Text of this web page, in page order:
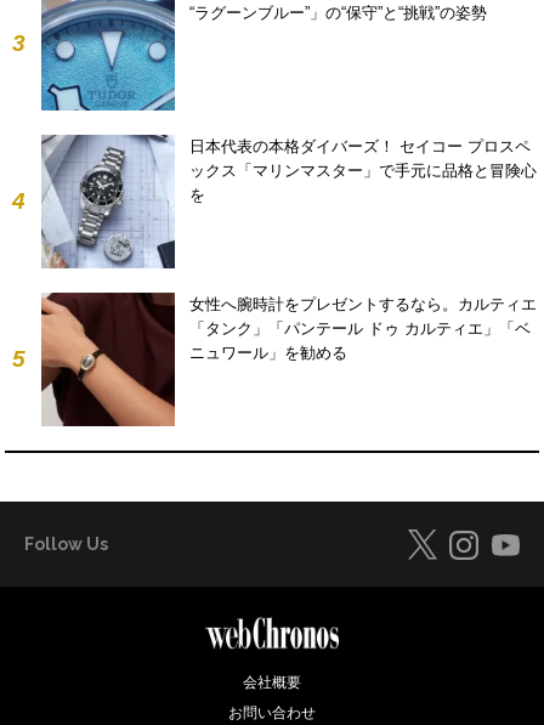
3
“ラグーンブルー”」の“保守”と“挑戦”の姿勢
4
日本代表の本格ダイバーズ！ セイコー プロスペ
ックス「マリンマスター」で手元に品格と冒険心
を
5
女性へ腕時計をプレゼントするなら。カルティエ
「タンク」「パンテール ドゥ カルティエ」「ベ
ニュワール」を勧める
Follow Us
会社概要
お問い合わせ